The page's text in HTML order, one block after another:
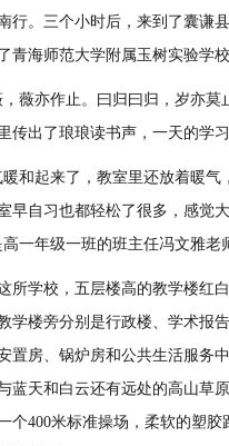
行。三个小时后，来到了囊谦
青海师范大学附属玉树实验学校
薇亦作止。曰归曰归，岁亦莫
传出了琅琅读书声，一天的学习
起来了，教室里还放着暖气
早自习也都轻松了很多，感觉
一年级一班的班主任冯文雅老
学校，五层楼高的教学楼红白
学楼旁分别是行政楼、学术报
置房、锅炉房和公共生活服务
蓝天和白云还有远处的高山草
个400米标准操场，柔软的塑胶